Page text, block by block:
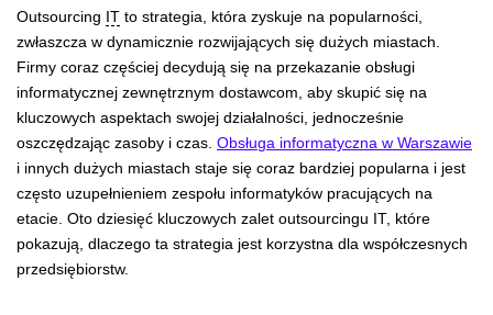
Outsourcing IT to strategia, która zyskuje na popularności,
zwłaszcza w dynamicznie rozwijających się dużych miastach.
Firmy coraz częściej decydują się na przekazanie obsługi
informatycznej zewnętrznym dostawcom, aby skupić się na
kluczowych aspektach swojej działalności, jednocześnie
oszczędzając zasoby i czas. Obsługa informatyczna w Warszawie
i innych dużych miastach staje się coraz bardziej popularna i jest
często uzupełnieniem zespołu informatyków pracujących na
etacie. Oto dziesięć kluczowych zalet outsourcingu IT, które
pokazują, dlaczego ta strategia jest korzystna dla współczesnych
przedsiębiorstw.